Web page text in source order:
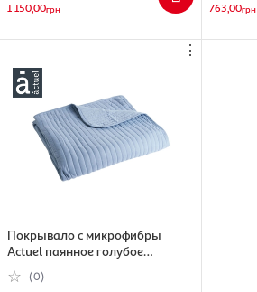
1 150,00грн 763,00грн
⋮
Покрывало с микрофибры
Actuel паянное голубое
220х240 см
(0)